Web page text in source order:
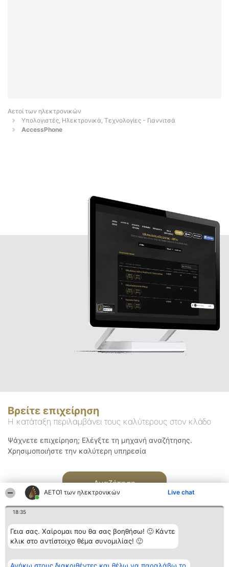
ΑΕΤΟΊ των ηλεκτρονικών Live chat
18:35
Γεια σας. Χαίρομαι που θα σας βοηθήσω! 🙂 Κάντε
κλικ στο αντίστοιχο θέμα συνομιλίας! 🙂
Αετοί των ηλεκτρονικών
Υπολογιστές, Ηλεκτρονικά, Τεχνολογίες - Γιαννιτσά
AccessPhone
Βρείτε επιχείρηση
Η κατάταξη περιλαμβάνει τους καλύτερους στον κλάδο
Ψάχνετε επιχείρηση; Ελέγξτε τη μηχανή αναζήτησης.
Χρησιμοποιήστε την καλύτερη υπηρεσία
Αναζήτηση
Διοργανωτής της
κατάταξης
Κατάταξη
Διακριθέντες
Επικοινωνία
Επικοινωνία